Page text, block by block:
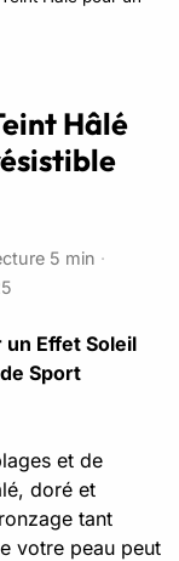
Hâlé
5 min ·
Effet Soleil
Sport
et de
doré et
tant
votre peau peut